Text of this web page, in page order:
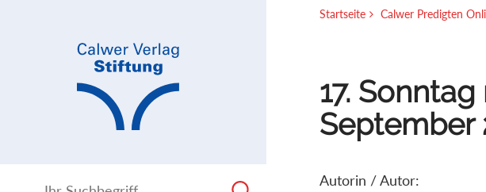
Startseite Calwer Predigten
17.
September
Autorin / Autor: